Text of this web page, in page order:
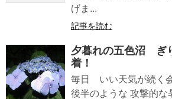
げま...
記事を読む
夕暮れの五色沼 ぎ
着！
毎日 いい天気が続く
後半のような 攻撃的な